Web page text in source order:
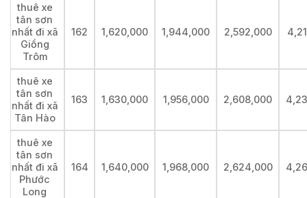
thuê xe
tân sơn
nhất đi xã
Giồng
Trôm
162 1,620,000 1,944,000 2,592,000
thuê xe
tân sơn
nhất đi xã
Tân Hào
163 1,630,000 1,956,000 2,608,000
thuê xe
tân sơn
nhất đi xã
Phước
Long
164 1,640,000 1,968,000 2,624,000